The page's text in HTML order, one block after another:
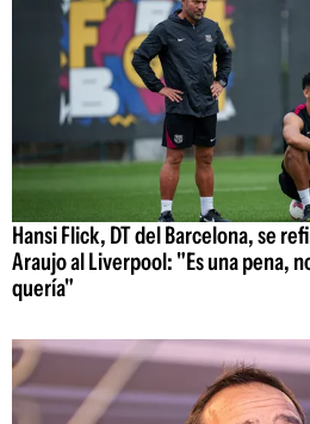
Hansi Flick, DT del Barcelona, se
Araujo al Liverpool: "Es una pena,
quería"